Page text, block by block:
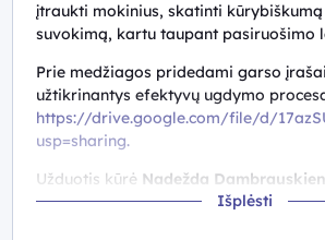
Išplėsti
įtraukti mokinius, skatinti
suvokimą, kartu taupant pasiruošimo
Prie medžiagos pridedami garso
užtikrinantys efektyvų ugdymo
https://drive.google.com/file/d/
usp=sharing.
Užduotis kūrė Nadežda
skaitmeninę versiją kūrėRenata